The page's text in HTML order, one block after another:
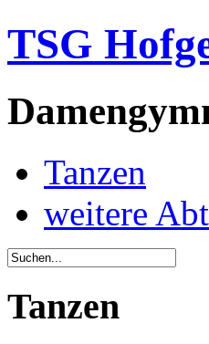
TSG
Tanzen
weitere
Tanzen